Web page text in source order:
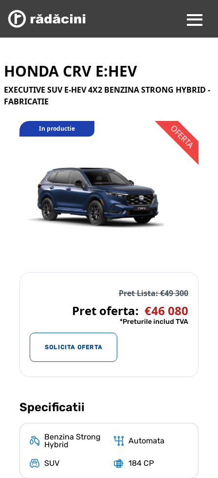
HONDA CRV E:HEV
EXECUTIVE SUV E-HEV 4X2 BENZINA STRONG HYBRID -
FABRICATIE
In productie
Pret Lista: €49 300
Pret oferta: €46 080
*Preturile includ TVA
SOLICITA OFERTA
Specificatii
Benzina Strong
Hybrid
Automata
SUV 184 CP